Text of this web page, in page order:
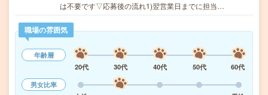
は不要です▽応募後の流れ1)翌営業日までに担当…
職場の雰囲気
年齢層
20代
30代 40代 50代
60代
男女比率